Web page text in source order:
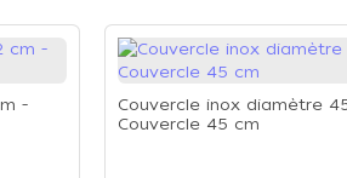
-
Couvercle inox diamètre
Couvercle 45 cm